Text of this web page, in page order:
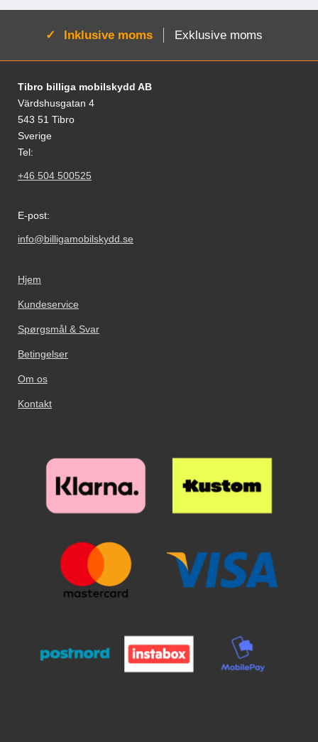
Aktiv:
Inklusive moms Exklusive moms
Fodnoter Blandede oplysninger og links
Tibro billiga mobilskydd AB
Värdshusgatan 4
543 51 Tibro
Sverige
Tel:
+46 504 500525
E-post:
info@billigamobilskydd.se
Hjem
Kundeservice
Spørgsmål & Svar
Betingelser
Om os
Kontakt